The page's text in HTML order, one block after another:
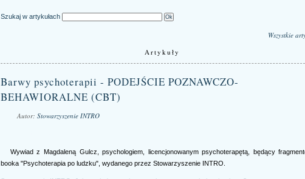
Szukaj w artykułach
Wszystkie
Artykuły
Barwy psychoterapii - PODEJŚCIE POZNAWCZO-
BEHAWIORALNE (CBT)
Autor: Stowarzyszenie INTRO
Wywiad z Magdaleną Gulcz, psychologiem, licencjonowanym psychoterapętą, będący
booka "Psychoterapia po ludzku", wydanego przez Stowarzyszenie INTRO.